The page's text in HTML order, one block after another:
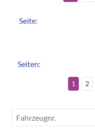
Seite:
Seiten:
1 2
Fahrzeugnr.